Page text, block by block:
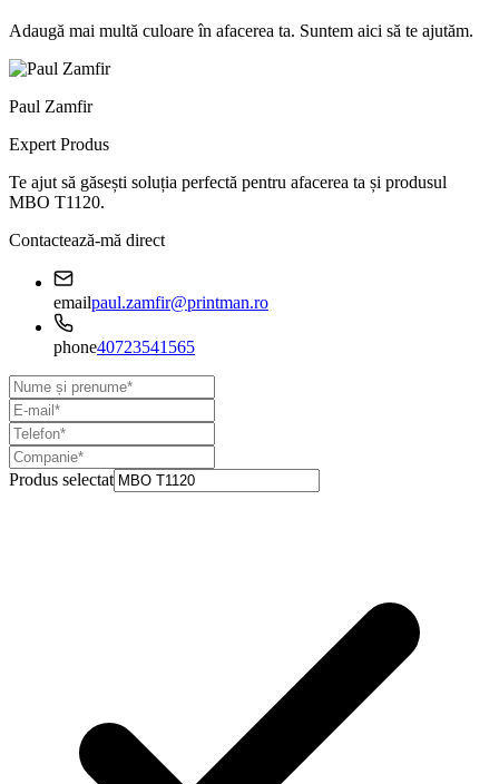
Adaugă mai multă culoare în afacerea ta. Suntem aici să te ajutăm.
Paul Zamfir
Expert Produs
Te ajut să găsești soluția perfectă pentru afacerea ta și produsul
MBO T1120.
Contactează-mă direct
emailpaul.zamfir@printman.ro
phone40723541565
Produs selectat